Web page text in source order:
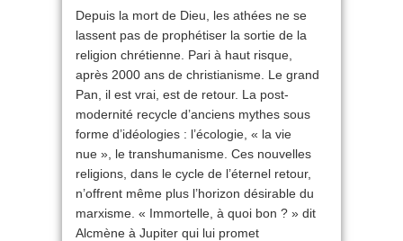
Depuis la mort de Dieu, les athées ne se
lassent pas de prophétiser la sortie de la
religion chrétienne. Pari à haut risque,
après 2000 ans de christianisme. Le grand
Pan, il est vrai, est de retour. La post-
modernité recycle d’anciens mythes sous
forme d’idéologies : l’écologie, « la vie
nue », le transhumanisme. Ces nouvelles
religions, dans le cycle de l’éternel retour,
n’offrent même plus l’horizon désirable du
marxisme. « Immortelle, à quoi bon ? » dit
Alcmène à Jupiter qui lui promet